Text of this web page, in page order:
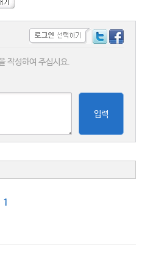
작성하여 주십시요.
입력
1